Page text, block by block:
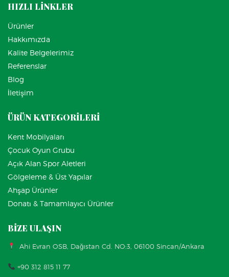
HIZLI LİNKLER
Ürünler
Hakkımızda
Kalite Belgelerimiz
Referenslar
Blog
İletişim
ÜRÜN KATEGORİLERİ
Kent Mobilyaları
Çocuk Oyun Grubu
Açık Alan Spor Aletleri
Gölgeleme & Üst Yapılar
Ahşap Ürünler
Donatı & Tamamlayıcı Ürünler
BİZE ULAŞIN
Ahi Evran OSB, Dağıstan Cd. NO:3, 06100 Sincan/Ankara
+90 312 815 11 77